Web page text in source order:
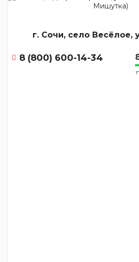
г. Сочи, село Весёлое,
8 (800) 600-14-34